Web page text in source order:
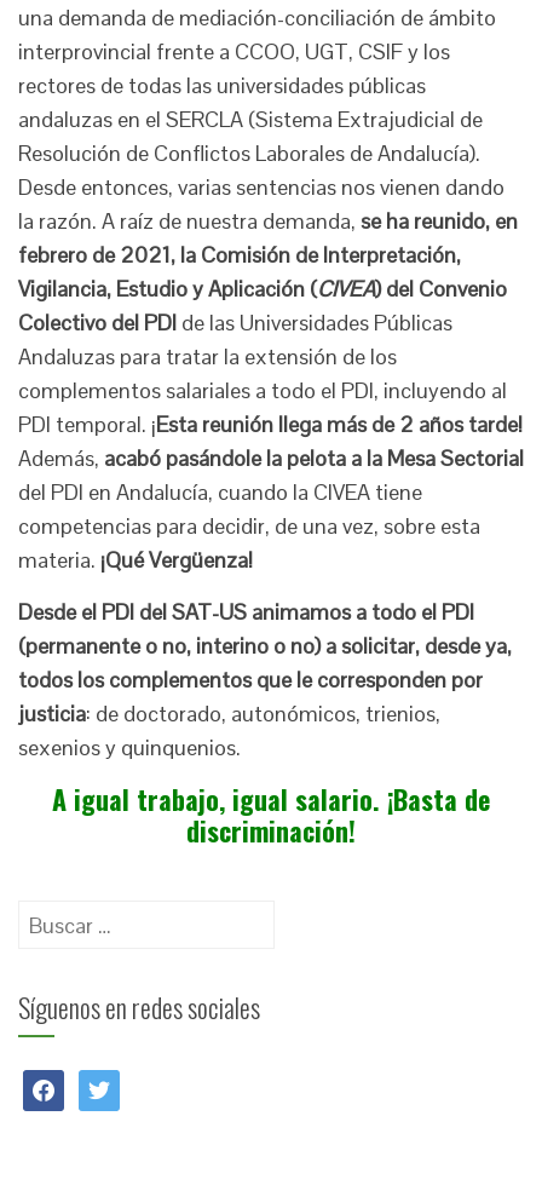
una demanda de mediación-conciliación de ámbito
interprovincial frente a CCOO, UGT, CSIF y los
rectores de todas las universidades públicas
andaluzas en el SERCLA (Sistema Extrajudicial de
Resolución de Conflictos Laborales de Andalucía).
Desde entonces, varias sentencias nos vienen dando
la razón. A raíz de nuestra demanda, se ha reunido, en
febrero de 2021, la Comisión de Interpretación,
Vigilancia, Estudio y Aplicación (CIVEA) del Convenio
Colectivo del PDI de las Universidades Públicas
Andaluzas para tratar la extensión de los
complementos salariales a todo el PDI, incluyendo al
PDI temporal. ¡Esta reunión llega más de 2 años tarde!
Además, acabó pasándole la pelota a la Mesa Sectorial
del PDI en Andalucía, cuando la CIVEA tiene
competencias para decidir, de una vez, sobre esta
materia. ¡Qué Vergüenza!
Desde el PDI del SAT-US animamos a todo el PDI
(permanente o no, interino o no) a solicitar, desde ya,
todos los complementos que le corresponden por
justicia: de doctorado, autonómicos, trienios,
sexenios y quinquenios.
A igual trabajo, igual salario. ¡Basta de
discriminación!
Buscar:
Síguenos en redes sociales
facebooktwitter